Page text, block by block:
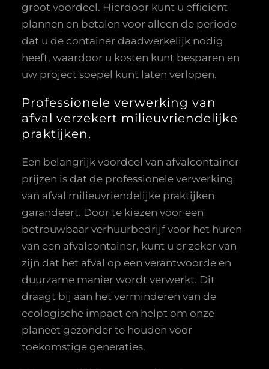
groot voordeel. Hierdoor kunt u efficiënt
plannen en betalen voor alleen de periode
dat u de container daadwerkelijk nodig
heeft, waardoor u kosten kunt besparen en
uw project soepel kunt laten verlopen.
Professionele verwerking van
afval verzekert milieuvriendelijke
praktijken.
Een belangrijk voordeel van afvalcontainer
prijzen is dat de professionele verwerking
van afval milieuvriendelijke praktijken
garandeert. Door te kiezen voor een
betrouwbaar verhuurbedrijf voor het huren
van een afvalcontainer, kunt u er zeker van
zijn dat het afval op een verantwoorde en
duurzame manier wordt verwerkt. Dit
draagt bij aan het verminderen van de
ecologische impact en helpt om onze
planeet gezonder te houden voor
toekomstige generaties.